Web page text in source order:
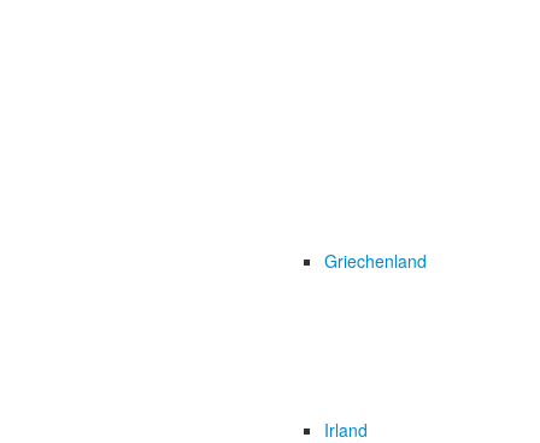
Griechenland
Irland